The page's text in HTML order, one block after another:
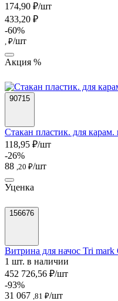
174,90 ₽/шт
433,20 ₽
-60%
, ₽/шт
Акция %
90715
Стакан пластик. для
118,95 ₽/шт
-26%
88 ,20 ₽/шт
Уценка
156676
Витрина для начос Tri
1 шт. в наличии
452 726,56 ₽/шт
-93%
31 067 ,81 ₽/шт